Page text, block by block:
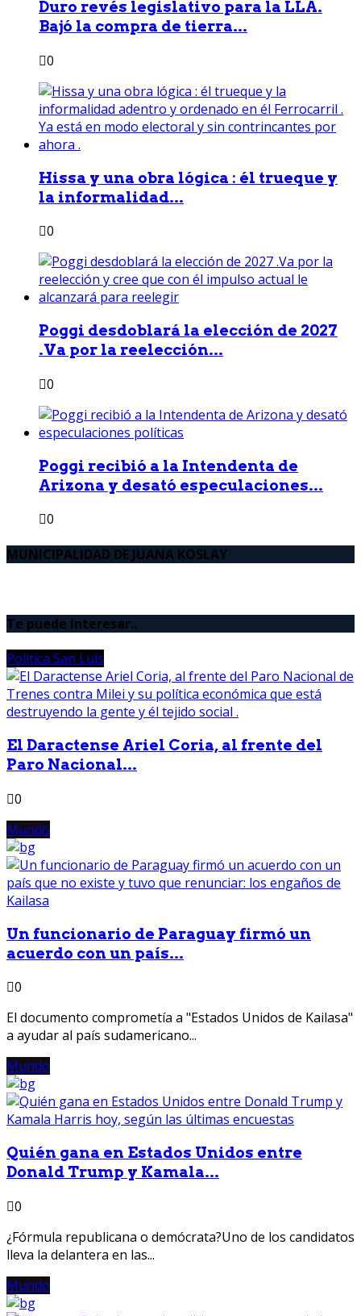
Duro revés legislativo para la LLA.
Bajó la compra de tierra...
0
Hissa y una obra lógica : él trueque y
la informalidad...
0
Poggi desdoblará la elección de 2027
.Va por la reelección...
0
Poggi recibió a la Intendenta de
Arizona y desató especulaciones...
0
MUNICIPALIDAD DE JUANA KOSLAY
Te puede interesar..
Política San Luis
El Daractense Ariel Coria, al frente del
Paro Nacional...
0
Mundo
Un funcionario de Paraguay firmó un
acuerdo con un país...
0
El documento comprometía a "Estados Unidos de Kailasa"
a ayudar al país sudamericano...
Mundo
Quién gana en Estados Unidos entre
Donald Trump y Kamala...
0
¿Fórmula republicana o demócrata?Uno de los candidatos
lleva la delantera en las...
Mundo